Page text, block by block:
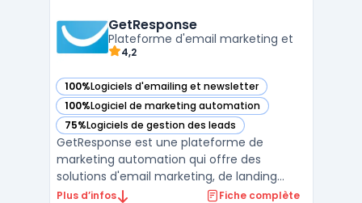
clients. Agile CRM offre des fonctionnalités
tel ...
GetResponse
Plateforme d'email marketing et
4,2
100%Logiciels d'emailing et newsletter
— voir GetResponse dans cette catégorie
100%Logiciel de marketing automation
— voir GetResponse dans cette catégorie
75%Logiciels de gestion des leads
— voir GetResponse dans cette catégorie
GetResponse est une plateforme de
marketing automation qui offre des
solutions d'email marketing, de landing
pages, de création de formulaires, de
Plus d’infos Fiche complète